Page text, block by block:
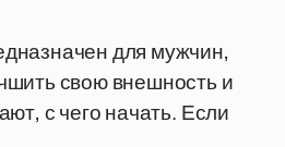
для мужчин,
свою внешность и
с чего начать. Если